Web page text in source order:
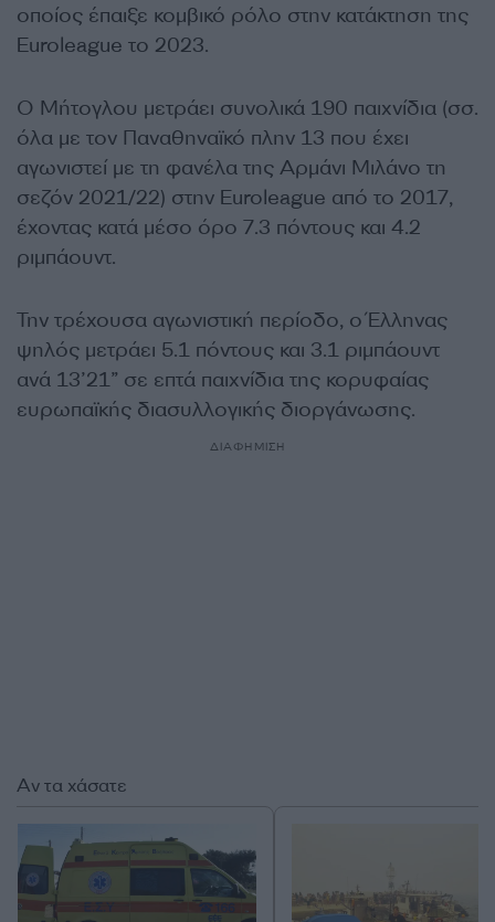
οποίος έπαιξε κομβικό ρόλο στην κατάκτηση της
Euroleague το 2023.
O Μήτογλου μετράει συνολικά 190 παιχνίδια (σσ.
όλα με τον Παναθηναϊκό πλην 13 που έχει
αγωνιστεί με τη φανέλα της Αρμάνι Μιλάνο τη
σεζόν 2021/22) στην Euroleague από το 2017,
έχοντας κατά μέσο όρο 7.3 πόντους και 4.2
ριμπάουντ.
Την τρέχουσα αγωνιστική περίοδο, ο Έλληνας
ψηλός μετράει 5.1 πόντους και 3.1 ριμπάουντ
ανά 13’21” σε επτά παιχνίδια της κορυφαίας
ευρωπαϊκής διασυλλογικής διοργάνωσης.
ΔΙΑΦΗΜΙΣΗ
Αν τα χάσατε